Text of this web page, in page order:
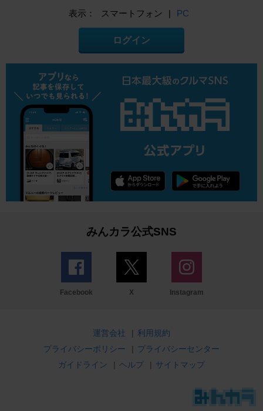
表示： スマートフォン | PC
ログイン
みんカラ公式SNS
Facebook X Instagram
運営会社 | 利用規約
プライバシーポリシー
| プライバシーセンター
ガイドライン
| ヘルプ | サイトマップ